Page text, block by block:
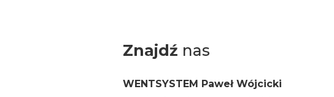
Znajdź nas
WENTSYSTEM Paweł Wójcicki